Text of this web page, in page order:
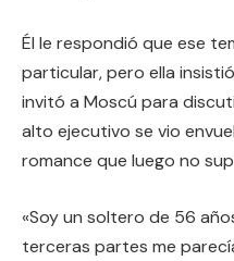
Él le respondió que ese
particular, pero ella
invitó a Moscú para
alto ejecutivo se vio
romance que luego no
«Soy un soltero de 56
terceras partes me